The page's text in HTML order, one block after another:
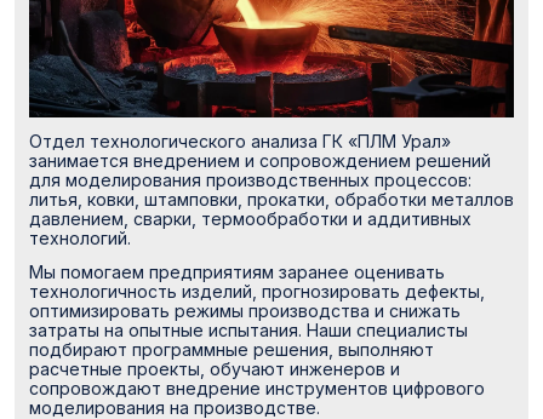
Отдел технологического анализа ГК «ПЛМ Урал»
занимается внедрением и сопровождением решений
для моделирования производственных процессов:
литья, ковки, штамповки, прокатки, обработки металлов
давлением, сварки, термообработки и аддитивных
технологий.
Мы помогаем предприятиям заранее оценивать
технологичность изделий, прогнозировать дефекты,
оптимизировать режимы производства и снижать
затраты на опытные испытания. Наши специалисты
подбирают программные решения, выполняют
расчетные проекты, обучают инженеров и
сопровождают внедрение инструментов цифрового
моделирования на производстве.